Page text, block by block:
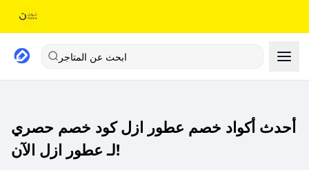
ابحث عن المتاجر
أحدث أكواد خصم عطور ازل كود خصم حصري
لـ عطور ازل الآن!